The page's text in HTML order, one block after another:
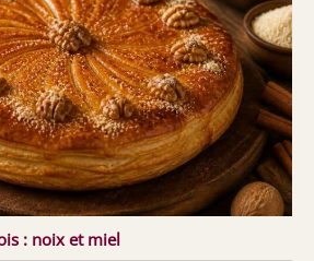
: noix et miel